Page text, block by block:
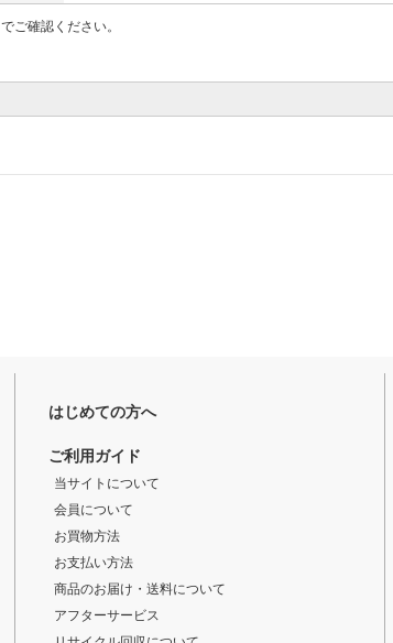
でご確認ください。
はじめての方へ
ご利用ガイド
当サイトについて
会員について
お買物方法
お支払い方法
商品のお届け・送料について
アフターサービス